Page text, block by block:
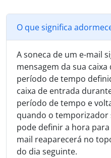
O que significa
A soneca de um e-mail
mensagem da sua
período de tempo
caixa de entrada
período de tempo e
quando o temporizador
pode definir a hora
mail reaparecerá no
do dia seguinte.